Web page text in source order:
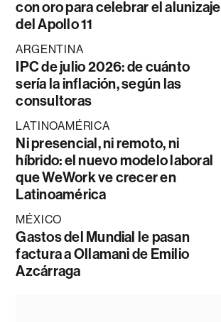
con oro para celebrar el alunizaje
del Apollo 11
ARGENTINA
IPC de julio 2026: de cuánto
sería la inflación, según las
consultoras
LATINOAMÉRICA
Ni presencial, ni remoto, ni
híbrido: el nuevo modelo laboral
que WeWork ve crecer en
Latinoamérica
MÉXICO
Gastos del Mundial le pasan
factura a Ollamani de Emilio
Azcárraga